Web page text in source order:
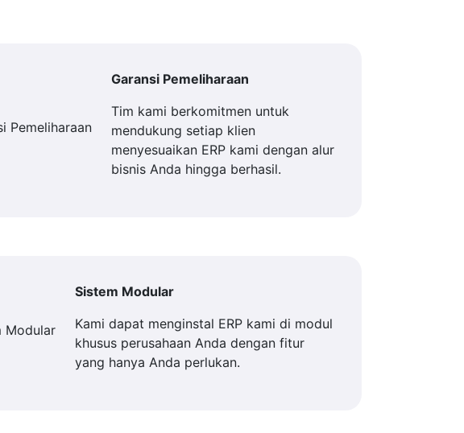
Garansi Pemeliharaan
Tim kami berkomitmen untuk
mendukung setiap klien
menyesuaikan ERP kami dengan alur
bisnis Anda hingga berhasil.
Sistem Modular
Kami dapat menginstal ERP kami di modul
khusus perusahaan Anda dengan fitur
yang hanya Anda perlukan.